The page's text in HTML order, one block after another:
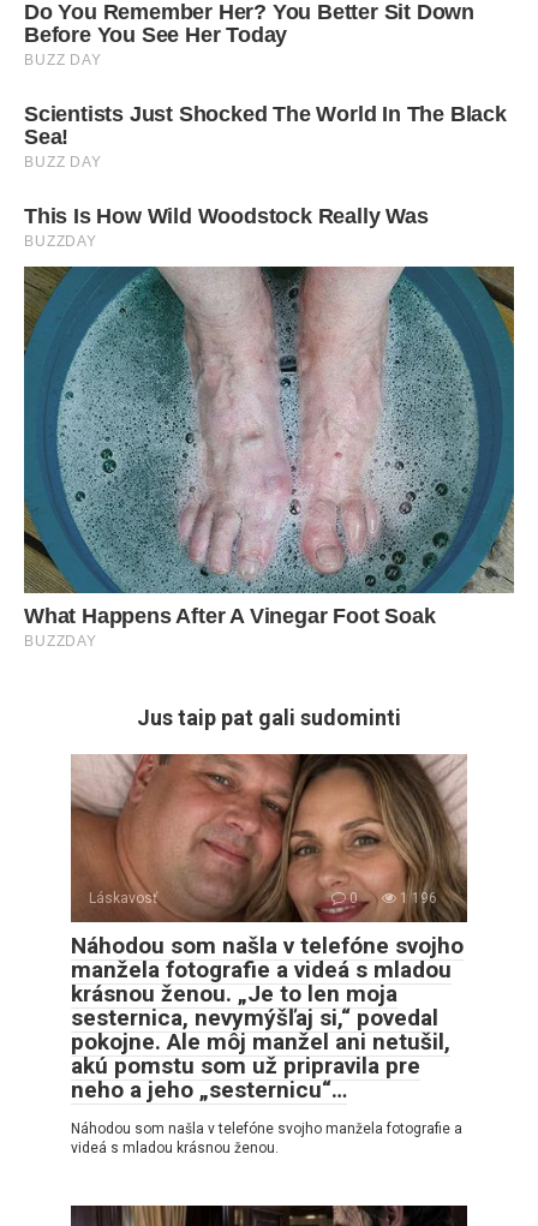
Jus taip pat gali sudominti
Láskavosť 0 1 196
Náhodou som našla v telefóne svojho
manžela fotografie a videá s mladou
krásnou ženou. „Je to len moja
sesternica, nevymýšľaj si,“ povedal
pokojne. Ale môj manžel ani netušil,
akú pomstu som už pripravila pre
neho a jeho „sesternicu“…
Náhodou som našla v telefóne svojho manžela fotografie a
videá s mladou krásnou ženou.